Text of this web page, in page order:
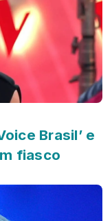
Brasil’ e
fiasco